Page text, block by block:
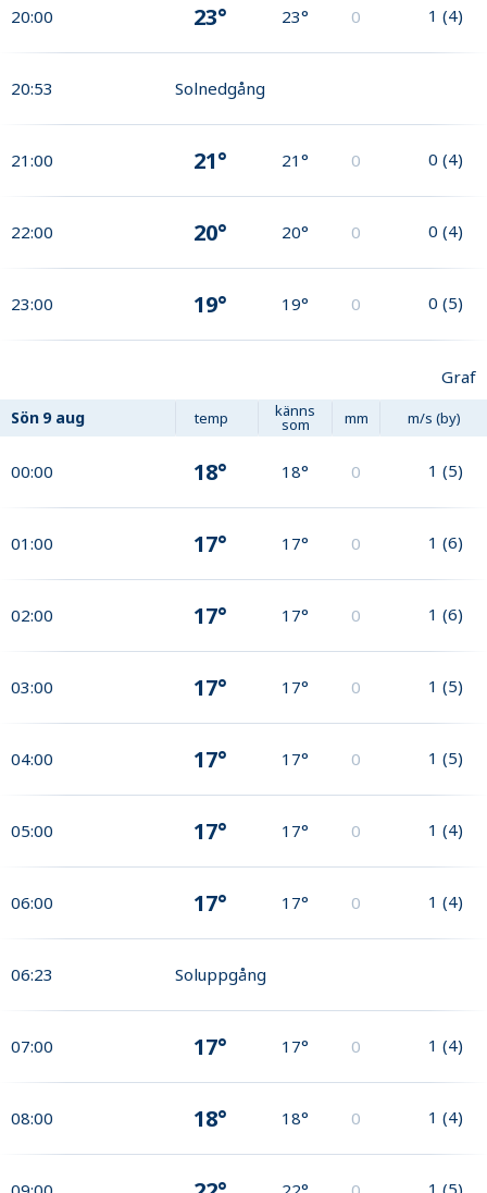
20:00 23° 23° 0 1 (4)
20:53 Solnedgång
21:00 21° 21° 0 0 (4)
22:00 20° 20° 0 0 (4)
23:00 19° 19° 0 0 (5)
Graf
Sön 9 aug temp känns
som mm m/s (by)
00:00 18° 18° 0 1 (5)
01:00 17° 17° 0 1 (6)
02:00 17° 17° 0 1 (6)
03:00 17° 17° 0 1 (5)
04:00 17° 17° 0 1 (5)
05:00 17° 17° 0 1 (4)
06:00 17° 17° 0 1 (4)
06:23 Soluppgång
07:00 17° 17° 0 1 (4)
08:00 18° 18° 0 1 (4)
1 (5)